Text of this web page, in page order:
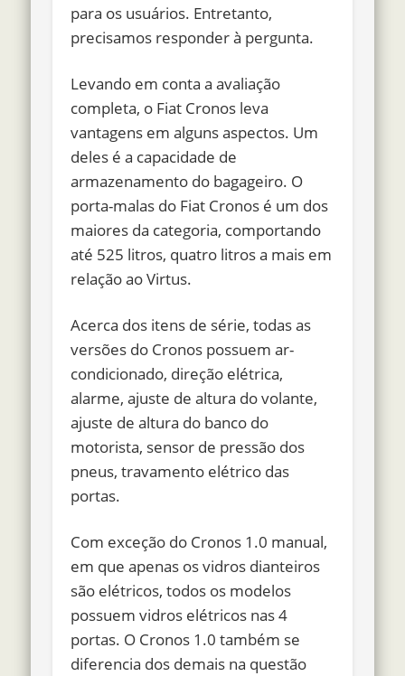
para os usuários. Entretanto,
precisamos responder à pergunta.
Levando em conta a avaliação
completa, o Fiat Cronos leva
vantagens em alguns aspectos. Um
deles é a capacidade de
armazenamento do bagageiro. O
porta-malas do Fiat Cronos é um dos
maiores da categoria, comportando
até 525 litros, quatro litros a mais em
relação ao Virtus.
Acerca dos itens de série, todas as
versões do Cronos possuem ar-
condicionado, direção elétrica,
alarme, ajuste de altura do volante,
ajuste de altura do banco do
motorista, sensor de pressão dos
pneus, travamento elétrico das
portas.
Com exceção do Cronos 1.0 manual,
em que apenas os vidros dianteiros
são elétricos, todos os modelos
possuem vidros elétricos nas 4
portas. O Cronos 1.0 também se
diferencia dos demais na questão